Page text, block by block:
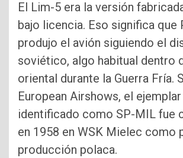
El Lim-5 era la versión
bajo licencia. Eso significa que
produjo el avión siguiendo el
soviético, algo habitual dentro
oriental durante la Guerra Fría.
European Airshows, el
identificado como SP-MIL fue
en 1958 en WSK Mielec como
producción polaca.